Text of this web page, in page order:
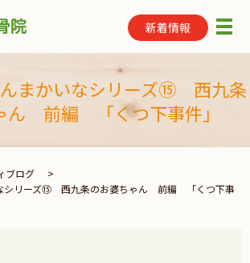
新着情報 メ
まかいなシリーズ⑮ 西九条
ん 前編 「くつ下事件」
ブログ
シリーズ⑮ 西九条のお婆ちゃん 前編 「くつ下事